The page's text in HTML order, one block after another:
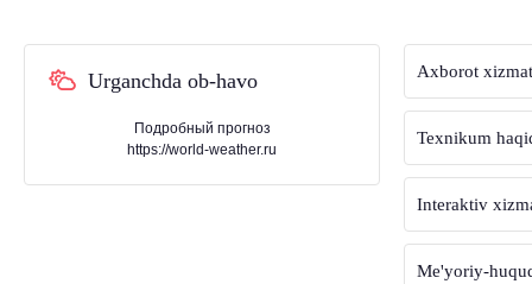
Urganchda ob-havo
Подробный прогноз
https://world-weather.ru
Axborot
Texnikum
Interaktiv
Me'yoriy-